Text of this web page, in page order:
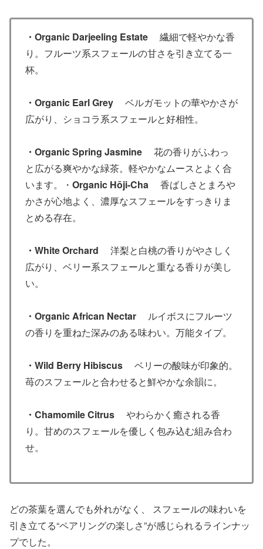
・Organic Darjeeling Estate 繊細で軽やかな香
り。フルーツ系スフェールの甘さを引き立てる一
杯。
・Organic Earl Grey ベルガモットの華やかさが
広がり、ショコラ系スフェールと好相性。
・Organic Spring Jasmine 花の香りがふわっ
と広がる爽やかな緑茶。軽やかなムースとよく合
います。・ Organic Hōji-Cha 香ばしさとまろや
かさが心地よく、濃厚なスフェールをすっきりま
とめる存在。
・White Orchard 洋梨と白桃の香りがやさしく
広がり、ベリー系スフェールと重なる香りが美し
い。
・Organic African Nectar ルイボスにフルーツ
の香りを重ねた深みのある味わい。万能タイプ。
・Wild Berry Hibiscus ベリーの酸味が印象的。
苺のスフェールと合わせると鮮やかな余韻に。
・Chamomile Citrus やわらかく癒される香
り。甘めのスフェールを優しく包み込む組み合わ
せ。
どの茶葉を選んでも外れがなく、 スフェールの味わいを
引き立てる“ペアリングの楽しさ”が感じられるラインナッ
プでした。